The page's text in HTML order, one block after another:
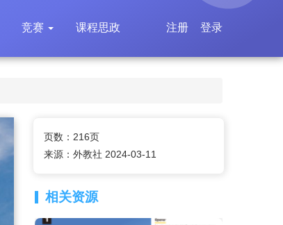
竞赛 课程思政 登录
注册
页数：216页
来源：外教社 2024-03-11
相关资源